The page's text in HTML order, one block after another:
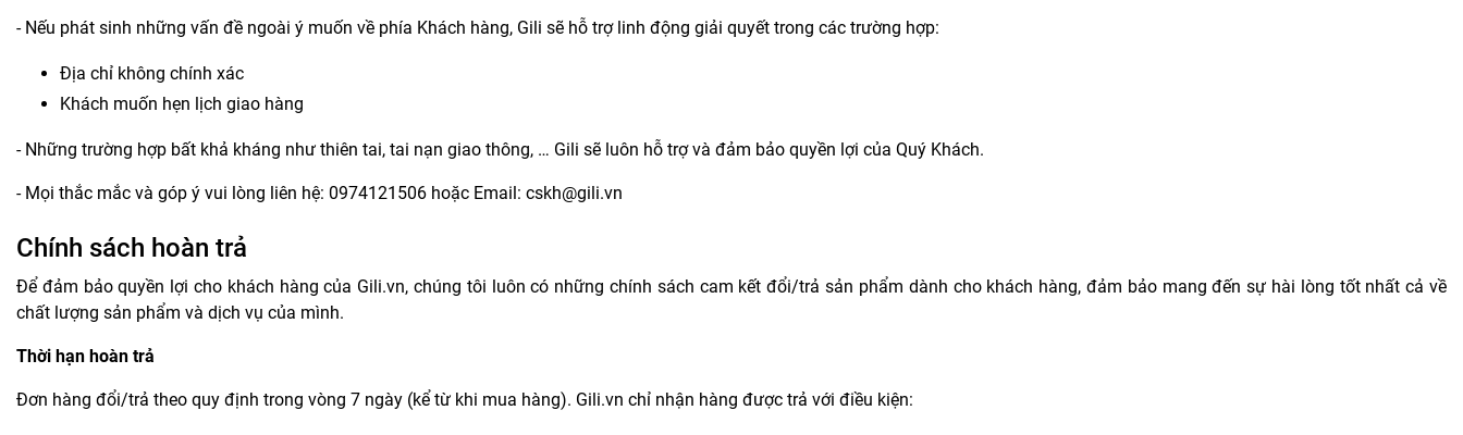
- Nếu phát sinh những vấn đề ngoài ý muốn về phía Khách hàng, Gili sẽ hỗ trợ linh động giải quyết trong các trường hợp:
Địa chỉ không chính xác
Khách muốn hẹn lịch giao hàng
- Những trường hợp bất khả kháng như thiên tai, tai nạn giao thông, … Gili sẽ luôn hỗ trợ và đảm bảo quyền lợi của Quý Khách.
- Mọi thắc mắc và góp ý vui lòng liên hệ: 0974121506 hoặc Email: cskh@gili.vn
Chính sách hoàn trả
Để đảm bảo quyền lợi cho khách hàng của Gili.vn, chúng tôi luôn có những chính sách cam kết đổi/trả sản phẩm dành cho khách hàng, đảm bảo mang đến sự hài lòng tốt nhất cả về
chất lượng sản phẩm và dịch vụ của mình.
Thời hạn hoàn trả
Đơn hàng đổi/trả theo quy định trong vòng 7 ngày (kể từ khi mua hàng). Gili.vn chỉ nhận hàng được trả với điều kiện: